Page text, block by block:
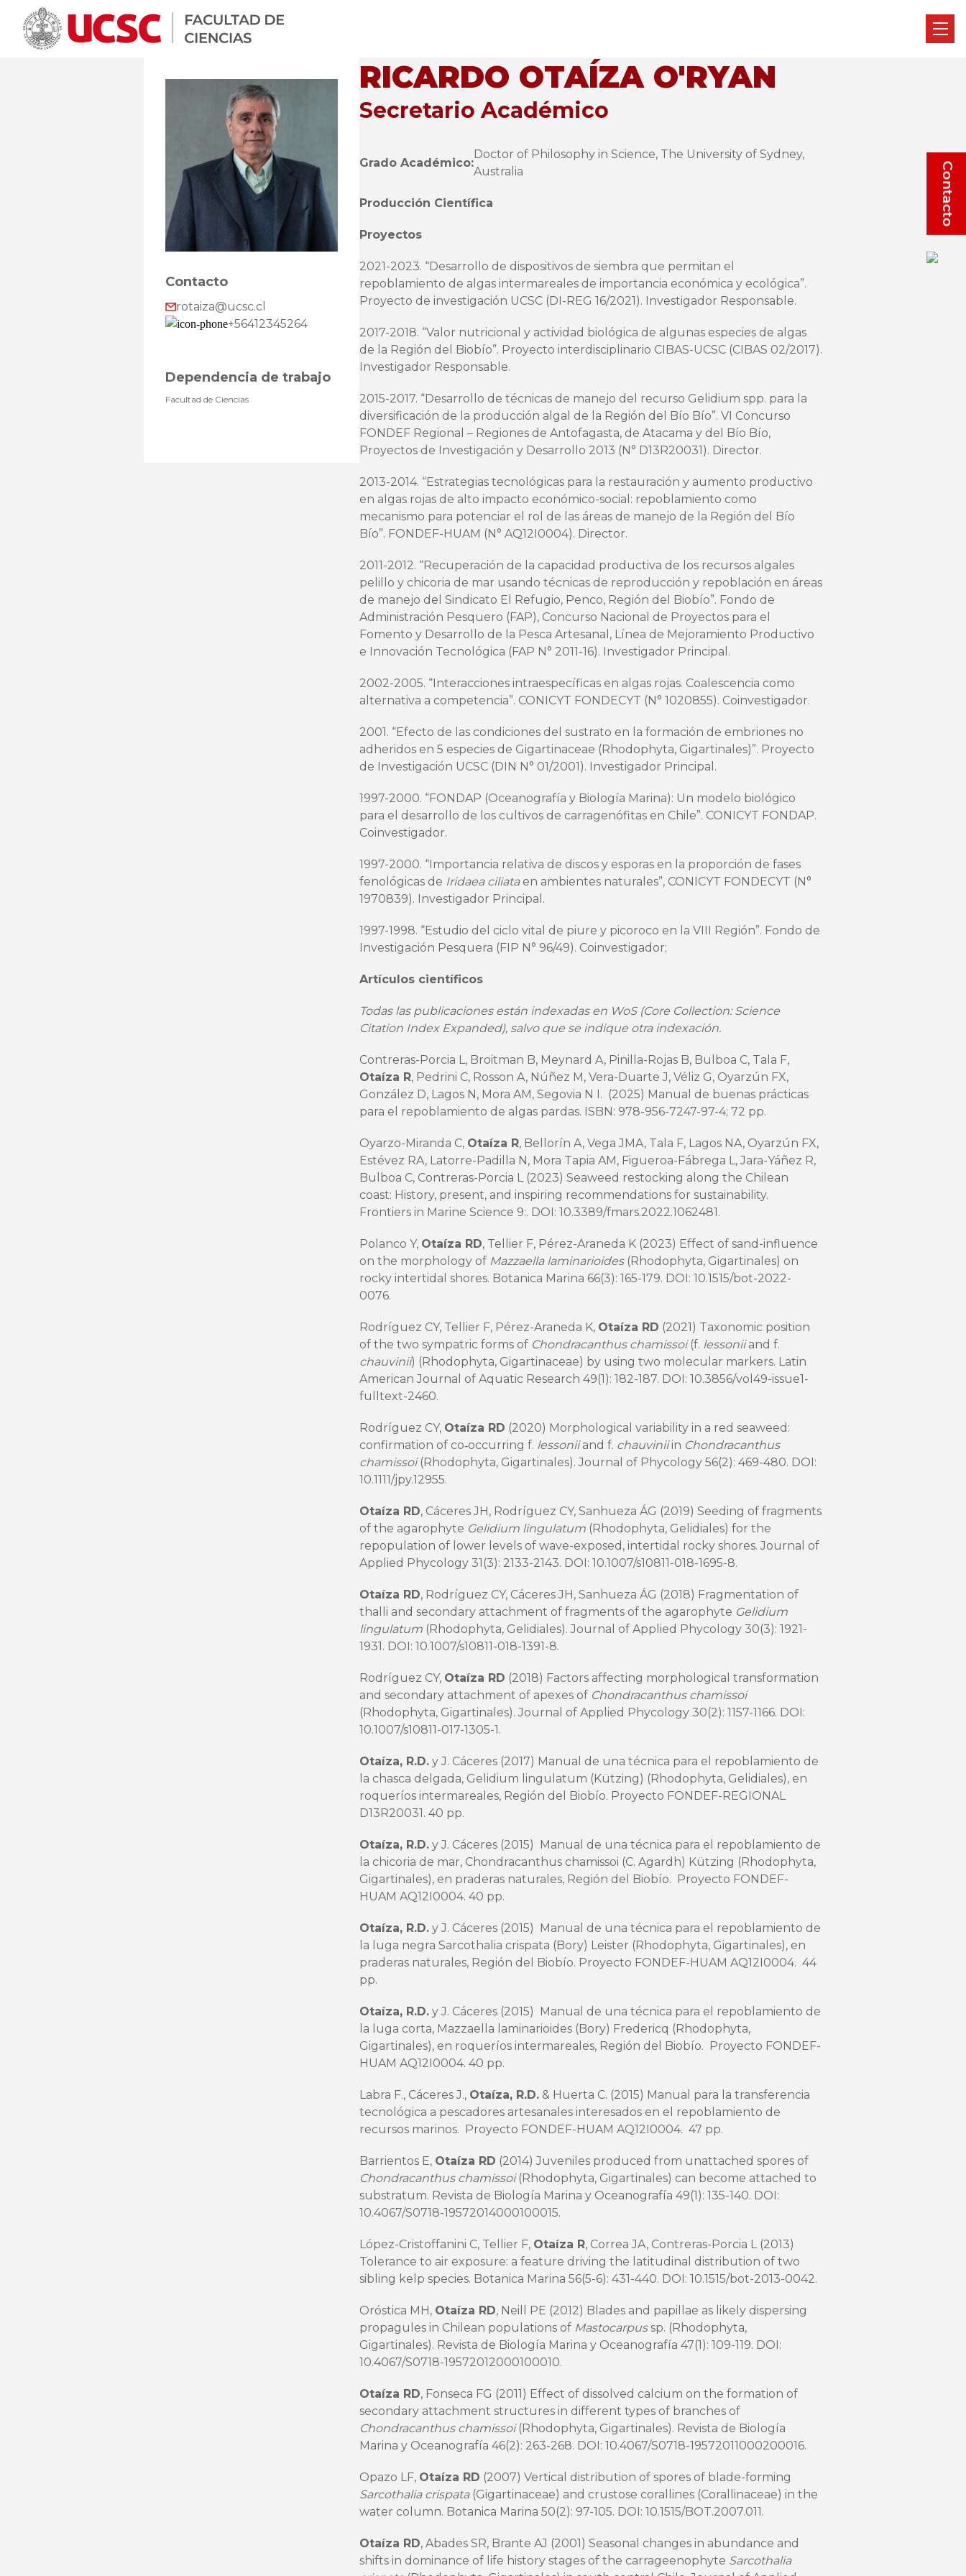
Contacto
rotaiza@ucsc.cl
+56412345264
Dependencia de trabajo
Facultad de Ciencias
RICARDO OTAÍZA O'RYAN
Secretario Académico
Grado Académico:
Doctor of Philosophy in Science, The University of Sydney,
Australia
Producción Científica
Proyectos
2021-2023. “Desarrollo de dispositivos de siembra que permitan el
repoblamiento de algas intermareales de importancia económica y ecológica”.
Proyecto de investigación UCSC (DI-REG 16/2021). Investigador Responsable.
2017-2018. “Valor nutricional y actividad biológica de algunas especies de algas
de la Región del Biobío”. Proyecto interdisciplinario CIBAS-UCSC (CIBAS 02/2017).
Investigador Responsable.
2015-2017. “Desarrollo de técnicas de manejo del recurso Gelidium spp. para la
diversificación de la producción algal de la Región del Bío Bío”. VI Concurso
FONDEF Regional – Regiones de Antofagasta, de Atacama y del Bío Bío,
Proyectos de Investigación y Desarrollo 2013 (N° D13R20031). Director.
2013-2014. “Estrategias tecnológicas para la restauración y aumento productivo
en algas rojas de alto impacto económico-social: repoblamiento como
mecanismo para potenciar el rol de las áreas de manejo de la Región del Bío
Bío”. FONDEF-HUAM (N° AQ12I0004). Director.
2011-2012. “Recuperación de la capacidad productiva de los recursos algales
pelillo y chicoria de mar usando técnicas de reproducción y repoblación en áreas
de manejo del Sindicato El Refugio, Penco, Región del Biobío”. Fondo de
Administración Pesquero (FAP), Concurso Nacional de Proyectos para el
Fomento y Desarrollo de la Pesca Artesanal, Línea de Mejoramiento Productivo
e Innovación Tecnológica (FAP N° 2011-16). Investigador Principal.
2002-2005. “Interacciones intraespecíficas en algas rojas. Coalescencia como
alternativa a competencia”. CONICYT FONDECYT (N° 1020855). Coinvestigador.
2001. “Efecto de las condiciones del sustrato en la formación de embriones no
adheridos en 5 especies de Gigartinaceae (Rhodophyta, Gigartinales)”. Proyecto
de Investigación UCSC (DIN N° 01/2001). Investigador Principal.
1997-2000. “FONDAP (Oceanografía y Biología Marina): Un modelo biológico
para el desarrollo de los cultivos de carragenófitas en Chile”. CONICYT FONDAP.
Coinvestigador.
1997-2000. “Importancia relativa de discos y esporas en la proporción de fases
fenológicas de Iridaea ciliataen ambientes naturales”, CONICYT FONDECYT (N°
1970839). Investigador Principal.
1997-1998. “Estudio del ciclo vital de piure y picoroco en la VIII Región”. Fondo de
Investigación Pesquera (FIP N° 96/49). Coinvestigador;
Artículos científicos
Todas las publicaciones están indexadas en WoS (Core Collection: Science
Citation Index Expanded), salvo que se indique otra indexación.
Contreras-Porcia L, Broitman B, Meynard A, Pinilla-Rojas B, Bulboa C, Tala F,
Otaíza R, Pedrini C, Rosson A, Núñez M, Vera-Duarte J, Véliz G, Oyarzún FX,
González D, Lagos N, Mora AM, Segovia N I. (2025) Manual de buenas prácticas
para el repoblamiento de algas pardas. ISBN: 978-956-7247-97-4; 72 pp.
Oyarzo-Miranda C, Otaíza R, Bellorín A, Vega JMA, Tala F, Lagos NA, Oyarzún FX,
Estévez RA, Latorre-Padilla N, Mora Tapia AM, Figueroa-Fábrega L, Jara-Yáñez R,
Bulboa C, Contreras-Porcia L (2023) Seaweed restocking along the Chilean
coast: History, present, and inspiring recommendations for sustainability.
Frontiers in Marine Science 9:. DOI: 10.3389/fmars.2022.1062481.
Polanco Y, Otaíza RD, Tellier F, Pérez-Araneda K (2023) Effect of sand-influence
on the morphology of Mazzaella laminarioides(Rhodophyta, Gigartinales) on
rocky intertidal shores. Botanica Marina 66(3): 165-179. DOI: 10.1515/bot-2022-
0076.
Rodríguez CY, Tellier F, Pérez-Araneda K, Otaíza RD (2021) Taxonomic position
of the two sympatric forms of Chondracanthus chamissoi(f. lessoniiand f.
chauvinii) (Rhodophyta, Gigartinaceae) by using two molecular markers. Latin
American Journal of Aquatic Research 49(1): 182-187. DOI: 10.3856/vol49-issue1-
fulltext-2460.
Rodríguez CY, Otaíza RD (2020) Morphological variability in a red seaweed:
confirmation of co‐occurring f. lessoniiand f. chauviniiin Chondracanthus
chamissoi(Rhodophyta, Gigartinales). Journal of Phycology 56(2): 469-480. DOI:
10.1111/jpy.12955.
Otaíza RD, Cáceres JH, Rodríguez CY, Sanhueza ÁG (2019) Seeding of fragments
of the agarophyte Gelidium lingulatum (Rhodophyta, Gelidiales) for the
repopulation of lower levels of wave-exposed, intertidal rocky shores. Journal of
Applied Phycology 31(3): 2133-2143. DOI: 10.1007/s10811-018-1695-8.
Otaíza RD, Rodríguez CY, Cáceres JH, Sanhueza ÁG (2018) Fragmentation of
thalli and secondary attachment of fragments of the agarophyte Gelidium
lingulatum (Rhodophyta, Gelidiales). Journal of Applied Phycology 30(3): 1921-
1931. DOI: 10.1007/s10811-018-1391-8.
Rodríguez CY, Otaíza RD (2018) Factors affecting morphological transformation
and secondary attachment of apexes of Chondracanthus chamissoi
(Rhodophyta, Gigartinales). Journal of Applied Phycology 30(2): 1157-1166. DOI:
10.1007/s10811-017-1305-1.
Otaíza, R.D. y J. Cáceres (2017) Manual de una técnica para el repoblamiento de
la chasca delgada, Gelidium lingulatum (Kützing) (Rhodophyta, Gelidiales), en
roqueríos intermareales, Región del Biobío. Proyecto FONDEF-REGIONAL
D13R20031. 40 pp.
Otaíza, R.D. y J. Cáceres (2015) Manual de una técnica para el repoblamiento de
la chicoria de mar, Chondracanthus chamissoi (C. Agardh) Kützing (Rhodophyta,
Gigartinales), en praderas naturales, Región del Biobío. Proyecto FONDEF-
HUAM AQ12I0004. 40 pp.
Otaíza, R.D. y J. Cáceres (2015) Manual de una técnica para el repoblamiento de
la luga negra Sarcothalia crispata (Bory) Leister (Rhodophyta, Gigartinales), en
praderas naturales, Región del Biobío. Proyecto FONDEF-HUAM AQ12I0004. 44
pp.
Otaíza, R.D. y J. Cáceres (2015) Manual de una técnica para el repoblamiento de
la luga corta, Mazzaella laminarioides (Bory) Fredericq (Rhodophyta,
Gigartinales), en roqueríos intermareales, Región del Biobío. Proyecto FONDEF-
HUAM AQ12I0004. 40 pp.
Labra F., Cáceres J., Otaíza, R.D. & Huerta C. (2015) Manual para la transferencia
tecnológica a pescadores artesanales interesados en el repoblamiento de
recursos marinos. Proyecto FONDEF-HUAM AQ12I0004. 47 pp.
Barrientos E, Otaíza RD (2014) Juveniles produced from unattached spores of
Chondracanthus chamissoi(Rhodophyta, Gigartinales) can become attached to
substratum. Revista de Biología Marina y Oceanografía 49(1): 135-140. DOI:
10.4067/S0718-19572014000100015.
López-Cristoffanini C, Tellier F, Otaíza R, Correa JA, Contreras-Porcia L (2013)
Tolerance to air exposure: a feature driving the latitudinal distribution of two
sibling kelp species. Botanica Marina 56(5-6): 431-440. DOI: 10.1515/bot-2013-0042.
Oróstica MH, Otaíza RD, Neill PE (2012) Blades and papillae as likely dispersing
propagules in Chilean populations of Mastocarpussp. (Rhodophyta,
Gigartinales). Revista de Biología Marina y Oceanografía 47(1): 109-119. DOI:
10.4067/S0718-19572012000100010.
Otaíza RD, Fonseca FG (2011) Effect of dissolved calcium on the formation of
secondary attachment structures in different types of branches of
Chondracanthus chamissoi(Rhodophyta, Gigartinales). Revista de Biología
Marina y Oceanografía 46(2): 263-268. DOI: 10.4067/S0718-19572011000200016.
Opazo LF, Otaíza RD (2007) Vertical distribution of spores of blade-forming
Sarcothalia crispata(Gigartinaceae) and crustose corallines (Corallinaceae) in the
water column. Botanica Marina 50(2): 97-105. DOI: 10.1515/BOT.2007.011.
Otaíza RD, Abades SR, Brante AJ (2001) Seasonal changes in abundance and
shifts in dominance of life history stages of the carrageenophyte Sarcothalia
Contacto